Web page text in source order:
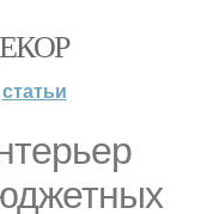
статьи